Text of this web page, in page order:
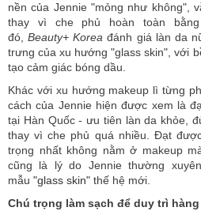
nền của Jennie "mỏng như không",
thay vì che phủ hoàn toàn
đó,Beauty+ Korea đánh giá làn da
trưng của xu hướng "glass skin", với
tạo cảm giác bóng dầu.
Khác với xu hướng makeup lì từng
cách của Jennie hiện được xem là
tại Hàn Quốc - ưu tiên làn da khỏe,
thay vì che phủ quá nhiều. Đạt
trọng nhất không nằm ở makeup
cũng là lý do Jennie thường
mẫu "glass skin" thế hệ mới.
Chú trọng làm sạch để duy trì